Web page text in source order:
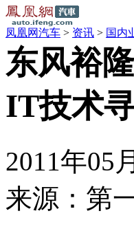
凤凰网汽车 > 资讯 > 国内
东风裕
IT技术
2011年05
来源： 第